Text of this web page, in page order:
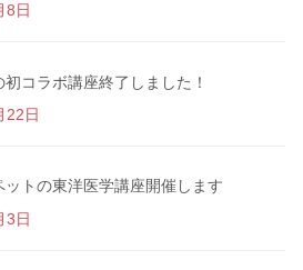
8日
初コラボ講座終了しました！
22日
ットの東洋医学講座開催します
3日